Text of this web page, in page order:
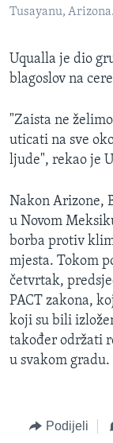
Tusayanu, Arizona.
Uqualla je dio
blagoslov na
"Zaista ne
uticati na sve
ljude", rekao je
Nakon Arizone,
u Novom
borba protiv
mjesta. Tokom
četvrtak,
PACT zakona,
koji su bili
također održati
u svakom gradu.
Podijeli